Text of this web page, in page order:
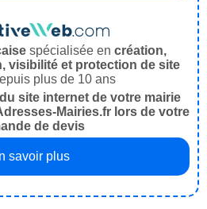
spécialisée en création,
visibilité et protection de site
plus de 10 ans
site internet de votre mairie
Mairies.fr lors de votre
de devis
savoir plus